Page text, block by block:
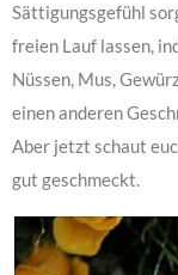
Sättigungsgefühl
freien Lauf lassen,
Nüssen, Mus,
einen anderen
Aber jetzt schaut
gut geschmeckt.